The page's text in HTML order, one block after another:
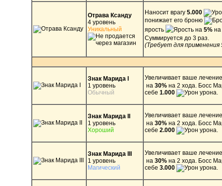
Отрава Ксанду
4 уровень
Уникальный
Наносит врагу 5.000
понижает его броню
ярость
на 5% на
Суммируется до 3 раз.
(Требует для применения
Знак Марида I
1 уровень
Обычный
Увеличивает ваше
на 30% на 2 хода. Босс
себе 1.000 урона.
Знак Марида II
1 уровень
Хороший
Увеличивает ваше
на 30% на 2 хода. Босс
себе 2.000 урона.
Знак Марида III
1 уровень
Магический
Увеличивает ваше
на 30% на 2 хода. Босс
себе 3.000 урона.